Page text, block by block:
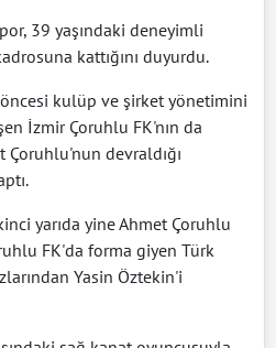
39 yaşındaki deneyimli
kattığını duyurdu.
kulüp ve şirket yönetimini
İzmir Çoruhlu FK'nın da
Çoruhlu'nun devraldığı
yarıda yine Ahmet Çoruhlu
FK'da forma giyen Türk
Yasin Öztekin'i